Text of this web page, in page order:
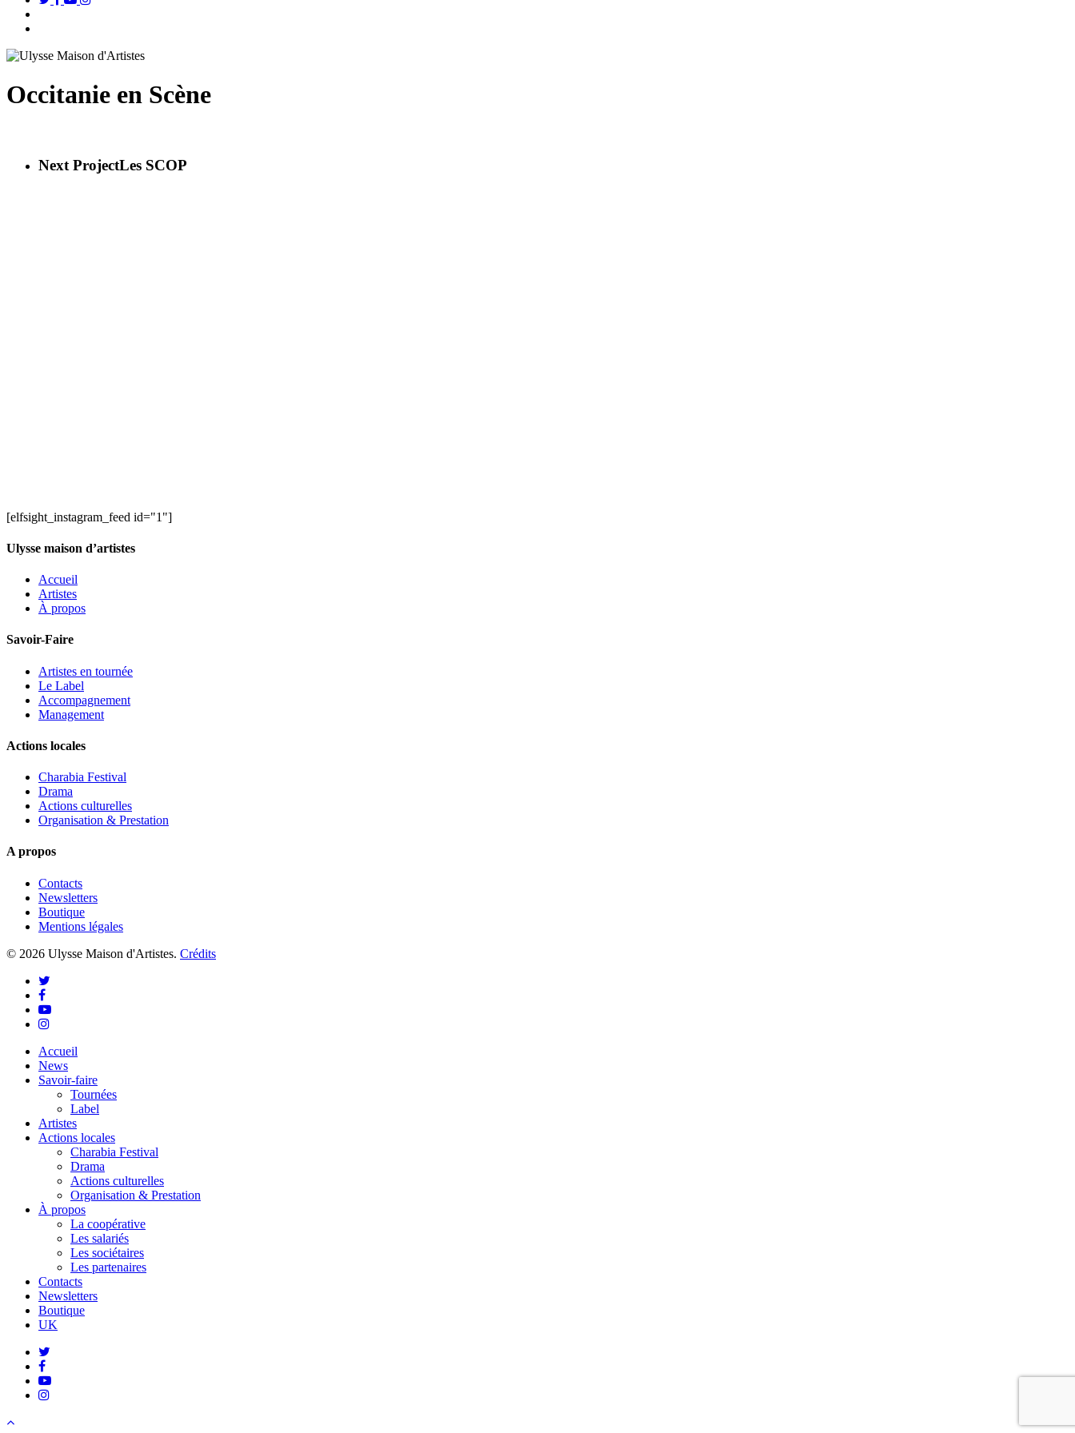
Occitanie en Scène
Next ProjectLes SCOP
[elfsight_instagram_feed id="1"]
Ulysse maison d’artistes
Accueil
Artistes
À propos
Savoir-Faire
Artistes en tournée
Le Label
Accompagnement
Management
Actions locales
Charabia Festival
Drama
Actions culturelles
Organisation & Prestation
A propos
Contacts
Newsletters
Boutique
Mentions légales
© 2026 Ulysse Maison d'Artistes. Crédits
twitter
facebook
youtube
instagram
Close
Menu
Accueil
News
Savoir-faire
Tournées
Label
Artistes
Actions locales
Charabia Festival
Drama
Actions culturelles
Organisation & Prestation
À propos
La coopérative
Les salariés
Les sociétaires
Les partenaires
Contacts
Newsletters
Boutique
UK
twitter
facebook
youtube
instagram